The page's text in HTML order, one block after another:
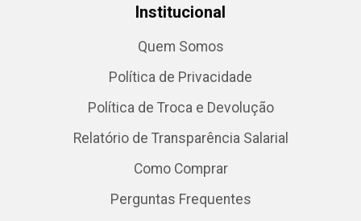
Institucional
Quem Somos
Política de Privacidade
Política de Troca e Devolução
Relatório de Transparência Salarial
Como Comprar
Perguntas Frequentes